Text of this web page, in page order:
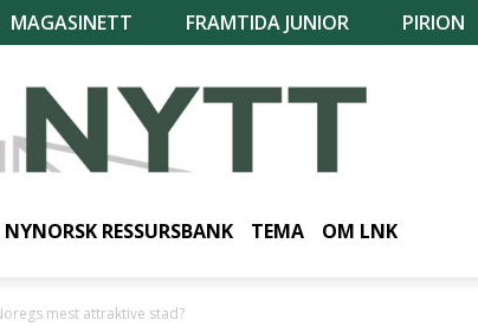
MAGASINETT FRAMTIDA JUNIOR PIRION
NYNORSK RESSURSBANK TEMA OM LNK
mest attraktive stad?